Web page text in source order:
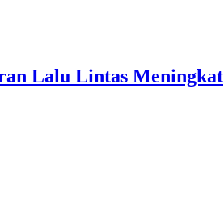
Lalu Lintas Meningkat